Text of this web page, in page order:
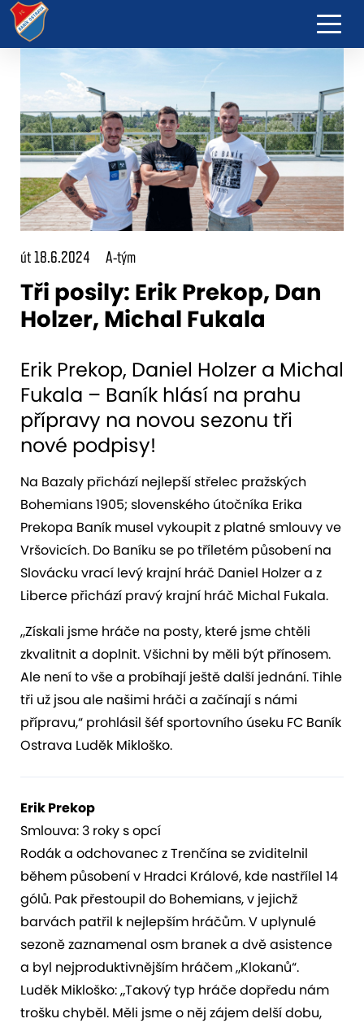
út 18.6.2024 A-tým
Tři posily: Erik Prekop, Dan
Holzer, Michal Fukala
Erik Prekop, Daniel Holzer a Michal
Fukala – Baník hlásí na prahu
přípravy na novou sezonu tři
nové podpisy!
Na Bazaly přichází nejlepší střelec pražských
Bohemians 1905; slovenského útočníka Erika
Prekopa Baník musel vykoupit z platné smlouvy ve
Vršovicích. Do Baníku se po tříletém působení na
Slovácku vrací levý krajní hráč Daniel Holzer a z
Liberce přichází pravý krajní hráč Michal Fukala.
„Získali jsme hráče na posty, které jsme chtěli
zkvalitnit a doplnit. Všichni by měli být přínosem.
Ale není to vše a probíhají ještě další jednání. Tihle
tři už jsou ale našimi hráči a začínají s námi
přípravu,“ prohlásil šéf sportovního úseku FC Baník
Ostrava Luděk Mikloško.
Erik Prekop
Smlouva: 3 roky s opcí
Rodák a odchovanec z Trenčína se zviditelnil
během působení v Hradci Králové, kde nastřílel 14
gólů. Pak přestoupil do Bohemians, v jejichž
barvách patřil k nejlepším hráčům. V uplynulé
sezoně zaznamenal osm branek a dvě asistence
a byl nejproduktivnějším hráčem „Klokanů“.
Luděk Mikloško: „Takový typ hráče dopředu nám
trošku chyběl. Měli jsme o něj zájem delší dobu,